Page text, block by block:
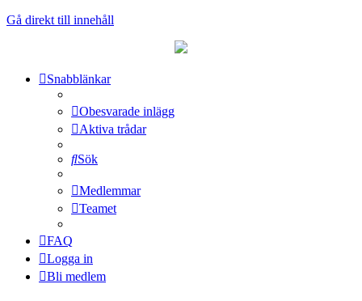
Gå direkt till innehåll
Snabblänkar
Obesvarade inlägg
Aktiva trådar
Sök
Medlemmar
Teamet
FAQ
Logga in
Bli medlem